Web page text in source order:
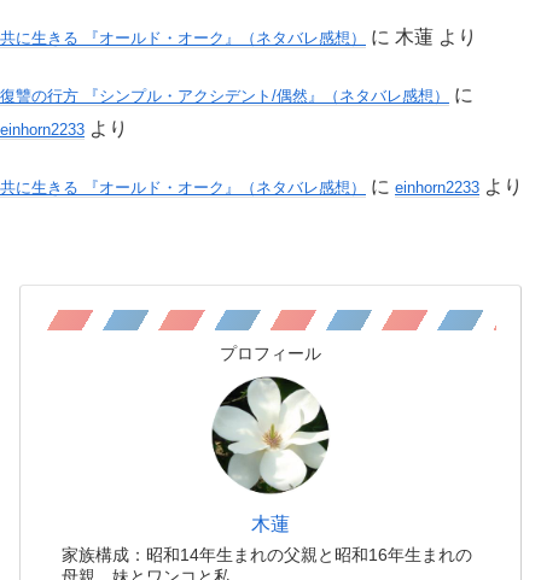
共に生きる 『オールド・オーク』（ネタバレ感想） に 木蓮 より
復讐の行方 『シンプル・アクシデント/偶然』（ネタバレ感想） に
einhorn2233 より
共に生きる 『オールド・オーク』（ネタバレ感想） に einhorn2233 より
プロフィール
木蓮
家族構成：昭和14年生まれの父親と昭和16年生まれの